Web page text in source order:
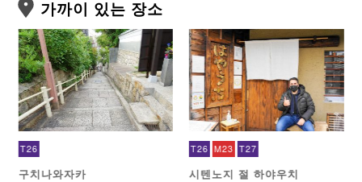
가까이 있는 장소
T26
구치나와자카
T26 M23 T27
시텐노지 절 하야우치